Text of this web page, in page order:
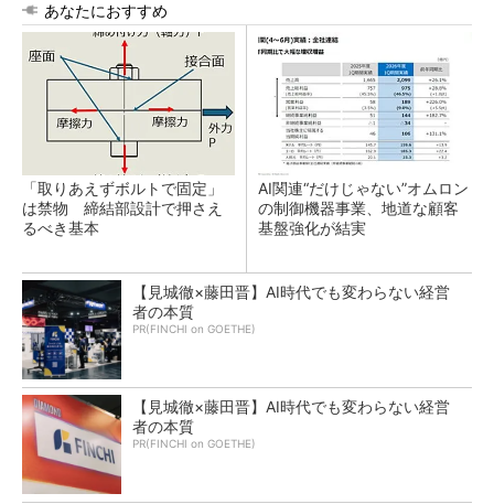
あなたにおすすめ
「取りあえずボルトで固定」
は禁物 締結部設計で押さえ
るべき基本
AI関連“だけじゃない”オムロン
の制御機器事業、地道な顧客
基盤強化が結実
【見城徹×藤田晋】AI時代でも変わらない経営
者の本質
PR(FINCHI on GOETHE)
【見城徹×藤田晋】AI時代でも変わらない経営
者の本質
PR(FINCHI on GOETHE)